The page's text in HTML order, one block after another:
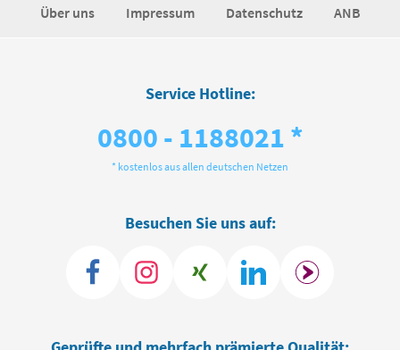
Über uns Impressum Datenschutz ANB
Service Hotline:
0800 - 1188021 *
* kostenlos aus allen deutschen Netzen
Besuchen Sie uns auf: